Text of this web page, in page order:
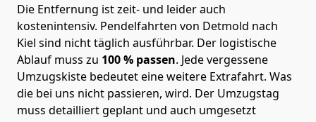
Die Entfernung ist zeit- und leider auch
kostenintensiv. Pendelfahrten von Detmold nach
Kiel sind nicht täglich ausführbar. Der logistische
Ablauf muss zu 100 % passen. Jede vergessene
Umzugskiste bedeutet eine weitere Extrafahrt. Was
die bei uns nicht passieren, wird. Der Umzugstag
muss detailliert geplant und auch umgesetzt